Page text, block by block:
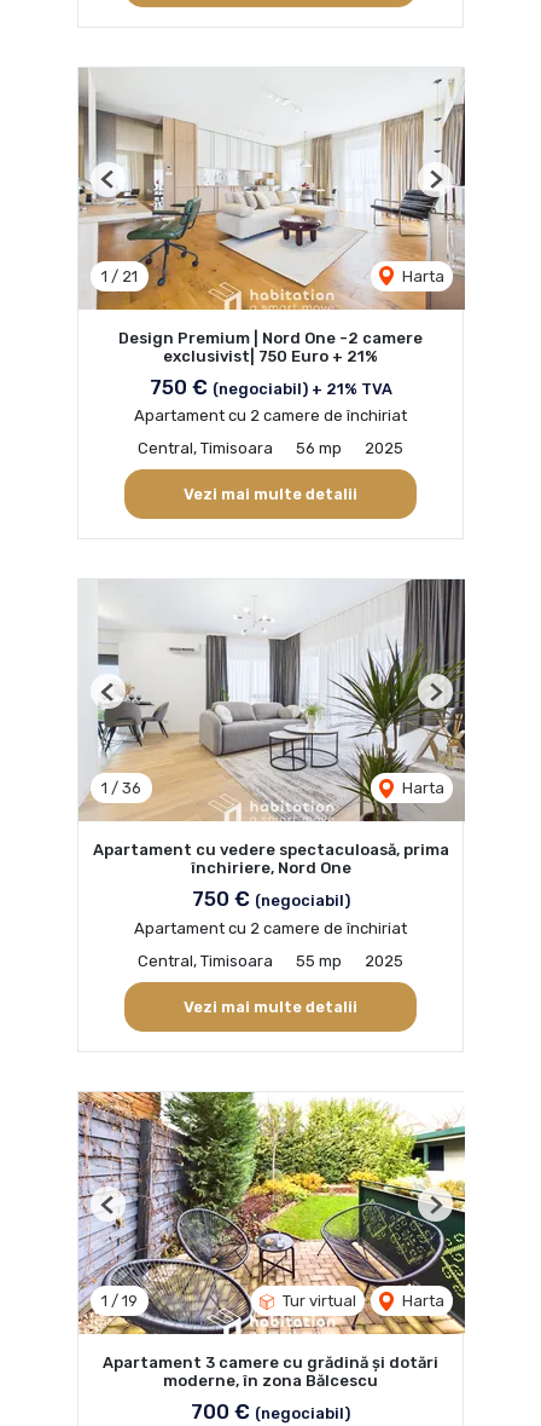
1 / 21 Harta
Previous Next
Design Premium | Nord One -2 camere
exclusivist| 750 Euro + 21%
750 € (negociabil) + 21% TVA
Apartament cu 2 camere de închiriat
Central, Timisoara
56 mp 2025
Vezi mai multe detalii
1 / 36 Harta
Previous Next
Apartament cu vedere spectaculoasă, prima
închiriere, Nord One
750 € (negociabil)
Apartament cu 2 camere de închiriat
Central, Timisoara
55 mp 2025
Vezi mai multe detalii
1 / 19 Tur virtual Harta
Previous Next
Apartament 3 camere cu grădină și dotări
moderne, în zona Bălcescu
700 € (negociabil)